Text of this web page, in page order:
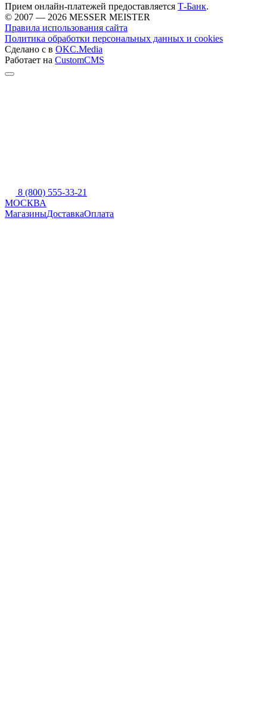
Прием онлайн-платежей предоставляется Т-Банк.
© 2007 — 2026 MESSER MEISTER
Правила использования сайта
Политика обработки персональных данных и cookies
Сделано с в OKC.Media
Работает на CustomCMS
8 (800) 555-33-21
МОСКВА
МагазиныДоставкаОплата